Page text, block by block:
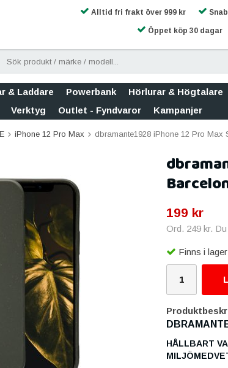
Alltid fri frakt över 999 kr
Öppet köp 30 dagar
& Laddare Powerbank Hörlurar & Högtalare
Verktyg Outlet - Fyndvaror Kampanjer
iPhone 12 Pro Max dbramante1928 iPhone 12 Pro
199 kr
Ord. 249 kr.
Finns i
HÅLLBART